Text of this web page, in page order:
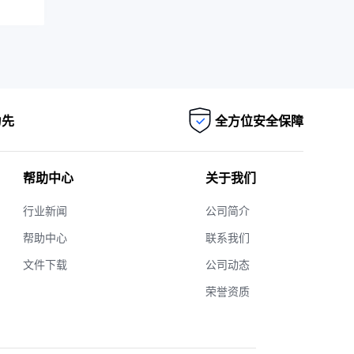
全方位安全保障
帮助中心
行业新闻
帮助中心
文件下载
关于我们
公司简介
联系我们
公司动态
荣誉资质